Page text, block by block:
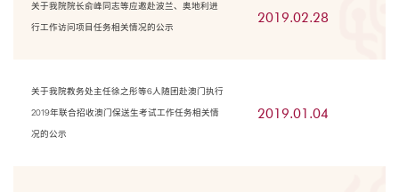
关于我院院长俞峰同志等应邀赴波兰、奥地利进
行工作访问项目任务相关情况的公示
2019.02.28
关于我院教务处主任徐之彤等6人随团赴澳门执行
2019年联合招收澳门保送生考试工作任务相关情
况的公示
2019.01.04